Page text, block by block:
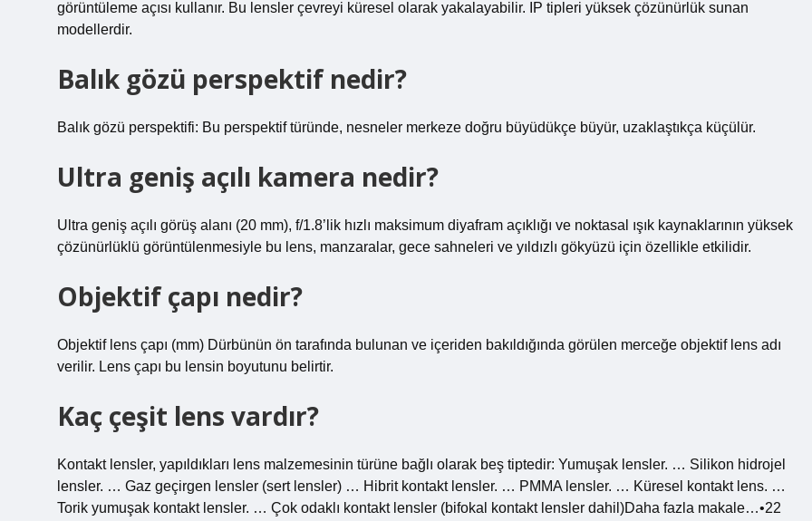
görüntüleme açısı kullanır. Bu lensler çevreyi küresel olarak yakalayabilir. IP tipleri yüksek çözünürlük sunan
modellerdir.
Balık gözü perspektif nedir?
Balık gözü perspektifi: Bu perspektif türünde, nesneler merkeze doğru büyüdükçe büyür, uzaklaştıkça küçülür.
Ultra geniş açılı kamera nedir?
Ultra geniş açılı görüş alanı (20 mm), f/1.8’lik hızlı maksimum diyafram açıklığı ve noktasal ışık kaynaklarının yüksek
çözünürlüklü görüntülenmesiyle bu lens, manzaralar, gece sahneleri ve yıldızlı gökyüzü için özellikle etkilidir.
Objektif çapı nedir?
Objektif lens çapı (mm) Dürbünün ön tarafında bulunan ve içeriden bakıldığında görülen merceğe objektif lens adı
verilir. Lens çapı bu lensin boyutunu belirtir.
Kaç çeşit lens vardır?
Kontakt lensler, yapıldıkları lens malzemesinin türüne bağlı olarak beş tiptedir: Yumuşak lensler. … Silikon hidrojel
lensler. … Gaz geçirgen lensler (sert lensler) … Hibrit kontakt lensler. … PMMA lensler. … Küresel kontakt lens. …
Torik yumuşak kontakt lensler. … Çok odaklı kontakt lensler (bifokal kontakt lensler dahil)Daha fazla makale…•22